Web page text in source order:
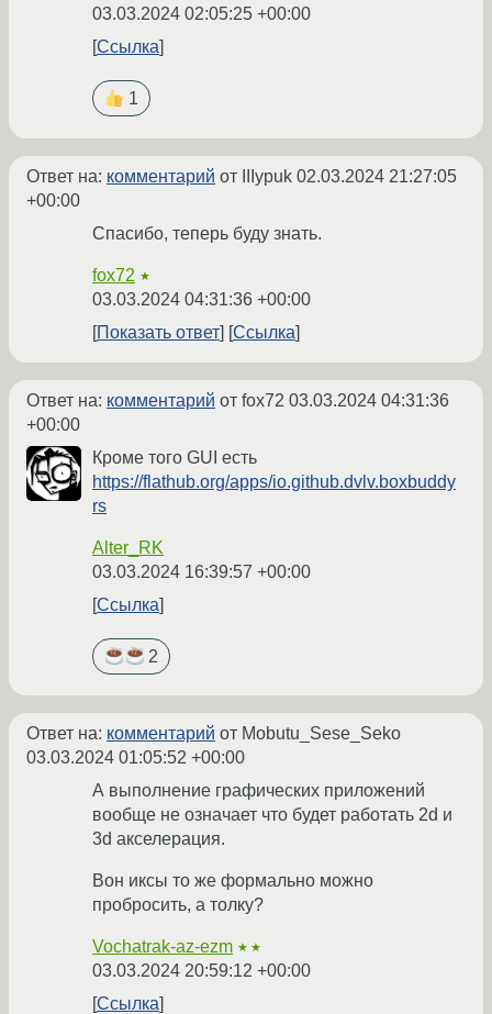
03.03.2024 02:05:25 +00:00
Ссылка
1
Ответ на: комментарий от IIIypuk 02.03.2024 21:27:05
+00:00
Спасибо, теперь буду знать.
fox72 ★
03.03.2024 04:31:36 +00:00
Показать ответ
Ссылка
Ответ на: комментарий от fox72 03.03.2024 04:31:36
+00:00
Кроме того GUI есть
https://flathub.org/apps/io.github.dvlv.boxbuddy
rs
Alter_RK
03.03.2024 16:39:57 +00:00
Ссылка
2
Ответ на: комментарий от Mobutu_Sese_Seko
03.03.2024 01:05:52 +00:00
А выполнение графических приложений
вообще не означает что будет работать 2d и
3d акселерация.
Вон иксы то же формально можно
пробросить, а толку?
Vochatrak-az-ezm ★★
03.03.2024 20:59:12 +00:00
Ссылка